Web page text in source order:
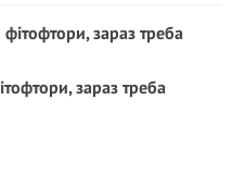
зараз треба